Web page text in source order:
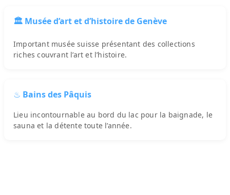
🏛️ Musée d’art et d’histoire de Genève
Important musée suisse présentant des collections
riches couvrant l’art et l’histoire.
♨️ Bains des Pâquis
Lieu incontournable au bord du lac pour la baignade, le
sauna et la détente toute l’année.